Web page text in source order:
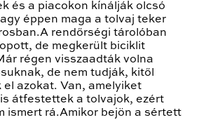
és a piacokon kínálják olcsó
éppen maga a tolvaj teker
rendőrségi tárolóban
de megkerült biciklit
régen visszaadták volna
de nem tudják, kitől
el azokat. Van, amelyiket
átfestettek a tolvajok, ezért
ismert rá.Amikor bejön a sértett